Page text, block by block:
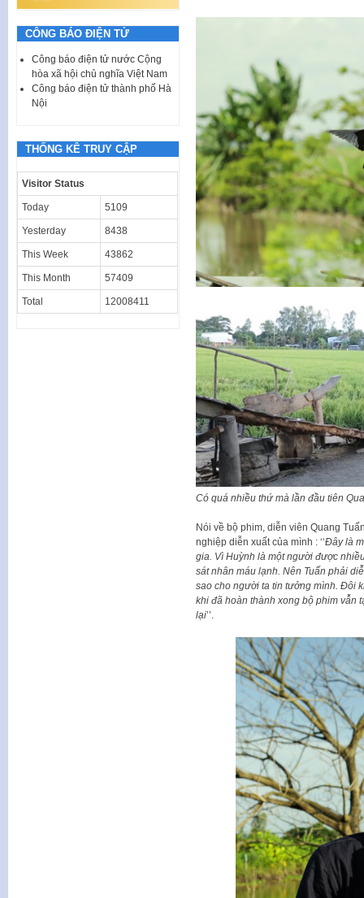
Có quá nhiều thứ mà lần đầu tiên
Nói về bộ phim, diễn viên Quang
nghiệp diễn xuất của mình : ‘‘Đây là
gia. Vì Huỳnh là một người được
sát nhân máu lạnh. Nên Tuấn phải
sao cho người ta tin tưởng mình. Đôi
khi đã hoàn thành xong bộ phim vẫn
lại’’.
CÔNG BÁO ĐIỆN TỬ
Công báo điện tử nước Cộng
hòa xã hội chủ nghĩa Việt Nam
Công báo điện tử thành phố Hà
Nội
THỐNG KÊ TRUY CẬP
Visitor Status
Today 5109
Yesterday 8438
This Week 43862
This Month 57409
Total 12008411